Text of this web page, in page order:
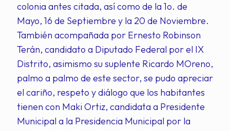
colonia antes citada, así como de la 1o. de
Mayo, 16 de Septiembre y la 20 de Noviembre.
También acompañada por Ernesto Robinson
Terán, candidato a Diputado Federal por el IX
Distrito, asimismo su suplente Ricardo MOreno,
palmo a palmo de este sector, se pudo apreciar
el cariño, respeto y diálogo que los habitantes
tienen con Maki Ortiz, candidata a Presidente
Municipal a la Presidencia Municipal por la